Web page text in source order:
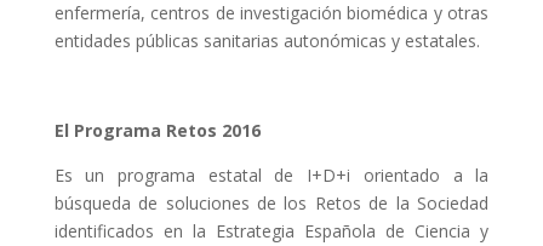
enfermería, centros de investigación biomédica y otras
entidades públicas sanitarias autonómicas y estatales.
El Programa Retos 2016
Es un programa estatal de I+D+i orientado a la
búsqueda de soluciones de los Retos de la Sociedad
identificados en la Estrategia Española de Ciencia y